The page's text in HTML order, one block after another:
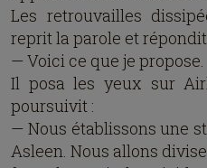
Les retrouvailles
reprit la parole et répondit
— Voici ce que je propose.
Il posa les yeux sur
poursuivit :
— Nous établissons une
Asleen. Nous allons